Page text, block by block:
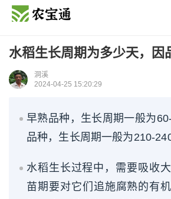
水稻生长周期为多少天，因
洞溪
2024-04-25 15:20:29
早熟品种，生长周期一般为
品种，生长周期一般为210-
水稻生长过程中，需要吸收
苗期要对它们追施腐熟的有